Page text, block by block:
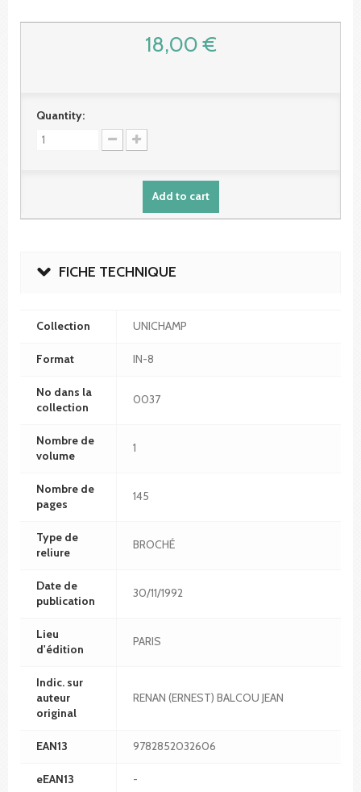
18,00 €
Quantity:
Add to cart
FICHE TECHNIQUE
Collection UNICHAMP
Format IN-8
No dans la
collection
0037
Nombre de
volume
1
Nombre de
pages
145
Type de
reliure
BROCHÉ
Date de
publication
30/11/1992
Lieu
d'édition
PARIS
Indic. sur
auteur
original
RENAN (ERNEST) BALCOU JEAN
EAN13 9782852032606
eEAN13 -